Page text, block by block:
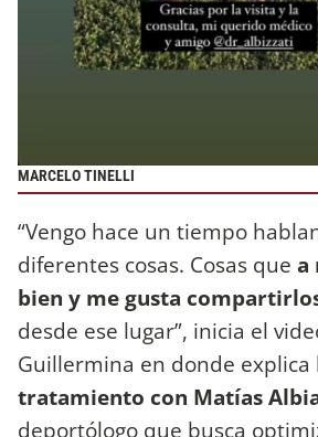
MARCELO TINELLI
“Vengo hace un tiempo
diferentes cosas. Cosas que a
bien y me gusta
desde ese lugar”, inicia el
Guillermina en donde explica
tratamiento con Matías
deportólogo que busca